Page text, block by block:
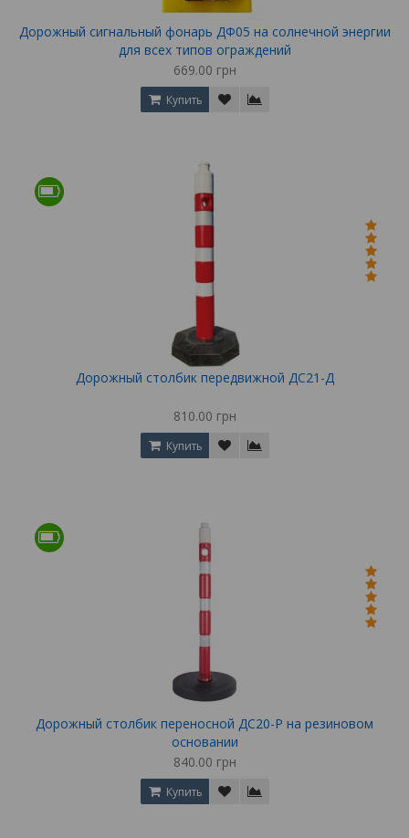
Дорожный сигнальный фонарь ДФ05 на солнечной энергии
для всех типов ограждений
669.00 грн
Купить
Дорожный столбик передвижной ДС21-Д
810.00 грн
Купить
Дорожный столбик переносной ДС20-Р на резиновом
основании
840.00 грн
Купить